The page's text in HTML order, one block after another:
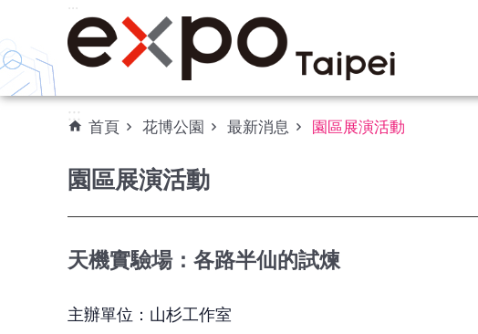
跳到主要內容區塊
:::
:::
首頁 花博公園 最新消息 園區展演活動
園區展演活動
天機實驗場：各路半仙的試煉
主辦單位：山杉工作室